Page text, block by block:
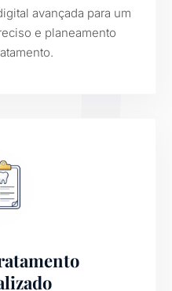
avançada para um
e planeamento